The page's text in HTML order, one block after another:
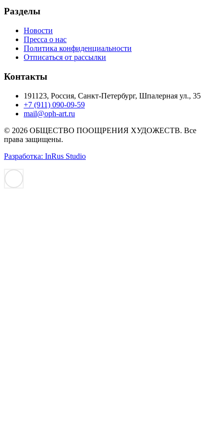
Разделы
Новости
Пресса о нас
Политика конфиденциальности
Отписаться от рассылки
Контакты
191123, Россия, Санкт-Петербург, Шпалерная ул., 35
+7 (911) 090-09-59
mail@oph-art.ru
© 2026 ОБЩЕСТВО ПООЩРЕНИЯ ХУДОЖЕСТВ. Все
права защищены.
Разработка: InRus Studio